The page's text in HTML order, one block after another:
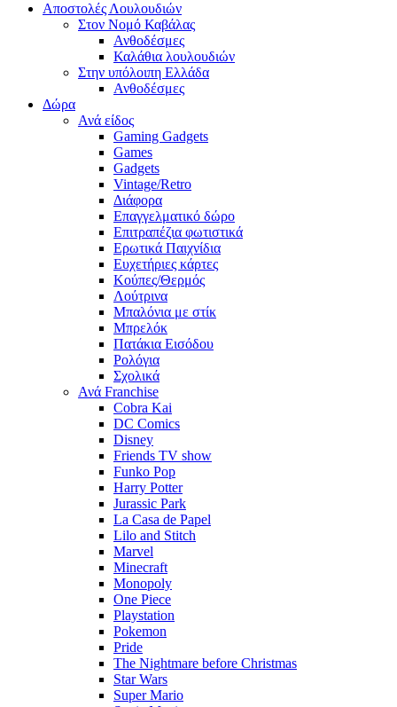
Αποστολές Λουλουδιών
Στον Νομό Καβάλας
Ανθοδέσμες
Καλάθια λουλουδιών
Στην υπόλοιπη Ελλάδα
Ανθοδέσμες
Δώρα
Ανά είδος
Gaming Gadgets
Games
Gadgets
Vintage/Retro
Διάφορα
Επαγγελματικό δώρο
Επιτραπέζια φωτιστικά
Ερωτικά Παιχνίδια
Ευχετήριες κάρτες
Κούπες/Θερμός
Λούτρινα
Μπαλόνια με στίκ
Μπρελόκ
Πατάκια Εισόδου
Ρολόγια
Σχολικά
Ανά Franchise
Cobra Kai
DC Comics
Disney
Friends TV show
Funko Pop
Harry Potter
Jurassic Park
La Casa de Papel
Lilo and Stitch
Marvel
Minecraft
Monopoly
One Piece
Playstation
Pokemon
Pride
The Nightmare before Christmas
Star Wars
Super Mario